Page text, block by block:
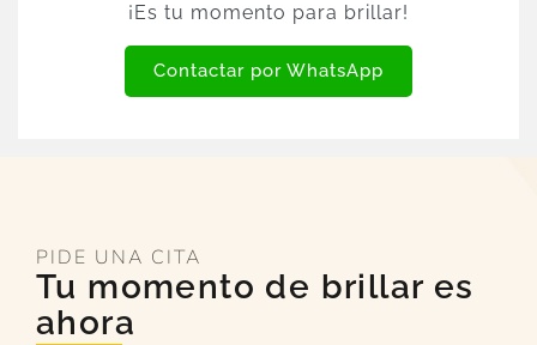
¡Es tu momento para brillar!
Contactar por WhatsApp
PIDE UNA CITA
Tu momento de brillar es
ahora